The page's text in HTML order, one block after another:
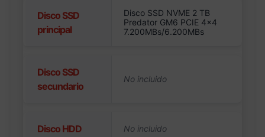
Disco SSD
principal
Disco SSD NVME 2 TB
Predator GM6 PCIE 4×4
7.200MBs/6.200MBs
Disco SSD
secundario
Disco HDD